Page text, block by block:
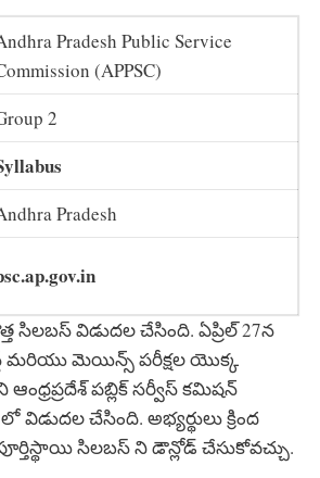
Pradesh Public Service
(APPSC)
2
Pradesh
సిలబస్ విడుదల చేసింది. ఏప్రిల్ 27న
మరియు మెయిన్స్ పరీక్షల యొక్క
పబ్లిక్ సర్వీస్ కమిషన్
చేసింది. అభ్యర్థులు క్రింద
సిలబస్ ని డౌన్లోడ్ చేసుకోవచ్చు.